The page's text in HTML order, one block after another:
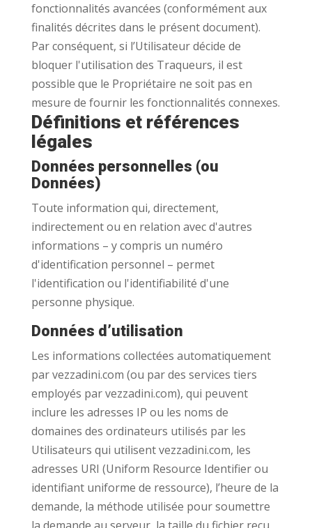
fonctionnalités avancées (conformément aux
finalités décrites dans le présent document).
Par conséquent, si l’Utilisateur décide de
bloquer l'utilisation des Traqueurs, il est
possible que le Propriétaire ne soit pas en
mesure de fournir les fonctionnalités connexes.
Définitions et références
légales
Données personnelles (ou
Données)
Toute information qui, directement,
indirectement ou en relation avec d'autres
informations – y compris un numéro
d'identification personnel – permet
l'identification ou l'identifiabilité d'une
personne physique.
Données d’utilisation
Les informations collectées automatiquement
par vezzadini.com (ou par des services tiers
employés par vezzadini.com), qui peuvent
inclure les adresses IP ou les noms de
domaines des ordinateurs utilisés par les
Utilisateurs qui utilisent vezzadini.com, les
adresses URI (Uniform Resource Identifier ou
identifiant uniforme de ressource), l’heure de la
demande, la méthode utilisée pour soumettre